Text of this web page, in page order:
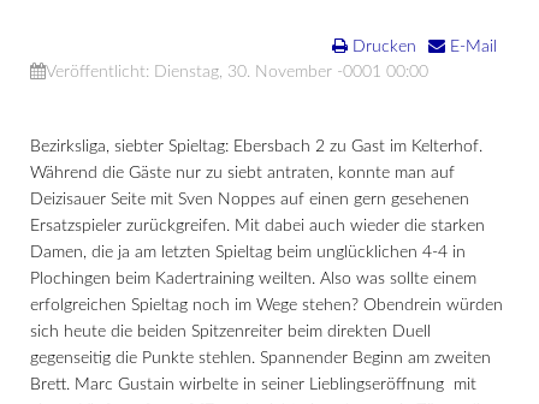
Drucken
E-Mail
Veröffentlicht: Dienstag, 30. November -0001 00:00
Bezirksliga, siebter Spieltag: Ebersbach 2 zu Gast im Kelterhof.
Während die Gäste nur zu siebt antraten, konnte man auf
Deizisauer Seite mit Sven Noppes auf einen gern gesehenen
Ersatzspieler zurückgreifen. Mit dabei auch wieder die starken
Damen, die ja am letzten Spieltag beim unglücklichen 4-4 in
Plochingen beim Kadertraining weilten. Also was sollte einem
erfolgreichen Spieltag noch im Wege stehen? Obendrein würden
sich heute die beiden Spitzenreiter beim direkten Duell
gegenseitig die Punkte stehlen. Spannender Beginn am zweiten
Brett. Marc Gustain wirbelte in seiner Lieblingseröffnung mit